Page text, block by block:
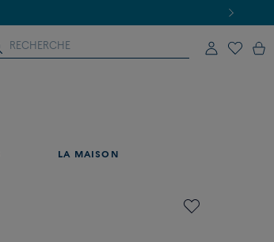
LA MAISON